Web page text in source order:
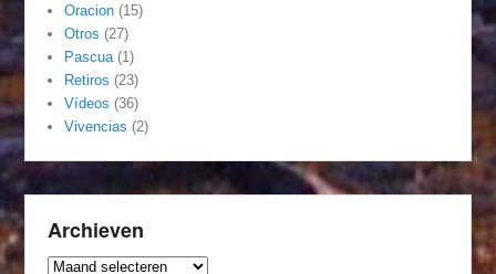
Oracion (15)
Otros (27)
Pascua (1)
Retiros (23)
Vídeos (36)
Vivencias (2)
Archieven
Archieven